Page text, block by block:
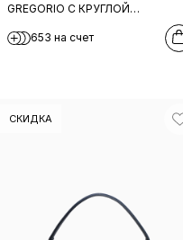
GREGORIO С КРУГЛОЙ
ФУРНИТУРОЙ В ПЛАТИНОВОМ
ОТТЕНКЕ КОЖИ
653 на счет
СКИДКА